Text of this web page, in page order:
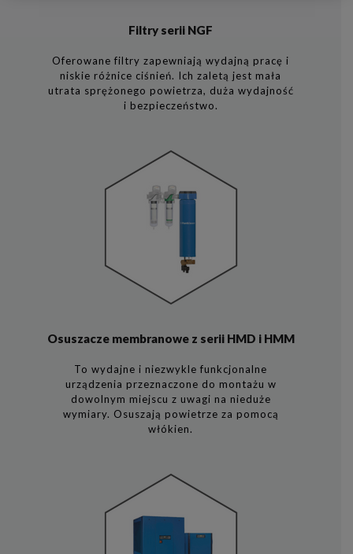
Filtry serii NGF
Oferowane filtry zapewniają wydajną pracę i
niskie różnice ciśnień. Ich zaletą jest mała
utrata sprężonego powietrza, duża wydajność
i bezpieczeństwo.
Osuszacze membranowe z serii HMD i HMM
To wydajne i niezwykle funkcjonalne
urządzenia przeznaczone do montażu w
dowolnym miejscu z uwagi na nieduże
wymiary. Osuszają powietrze za pomocą
włókien.